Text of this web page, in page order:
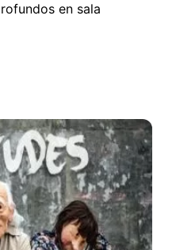
en sala